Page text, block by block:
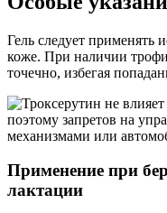
Гель следует применять
коже. При наличии
точечно, избегая
Применение при
лактации